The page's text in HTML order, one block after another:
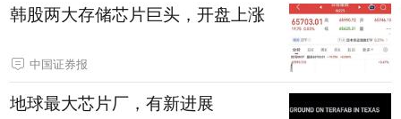
韩股两大存储芯片巨头，开盘上涨
中国证券报
地球最大芯片厂，有新进展